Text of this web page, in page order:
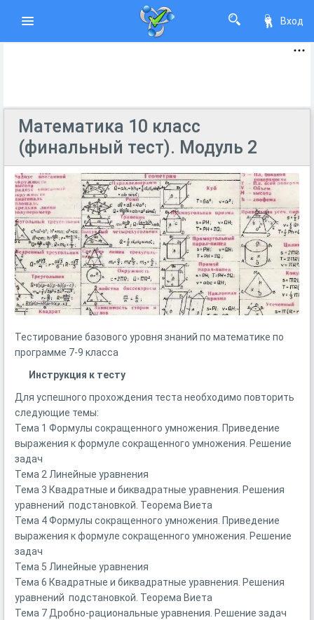
Вход
Математика 10 класс
(финальный тест). Модуль 2
Тестирование базового уровня знаний по математике по
программе 7-9 класса
Инструкция к тесту
Для успешного прохождения теста необходимо повторить
следующие темы:
Тема 1 Формулы сокращенного умножения. Приведение
выражения к формуле сокращенного умножения. Решение
задач
Тема 2 Линейные уравнения
Тема 3 Квадратные и биквадратные уравнения. Решения
уравнений подстановкой. Теорема Виета
Тема 4 Формулы сокращенного умножения. Приведение
выражения к формуле сокращенного умножения. Решение
задач
Тема 5 Линейные уравнения
Тема 6 Квадратные и биквадратные уравнения. Решения
уравнений подстановкой. Теорема Виета
Тема 7 Дробно-рациональные уравнения. Решение задач